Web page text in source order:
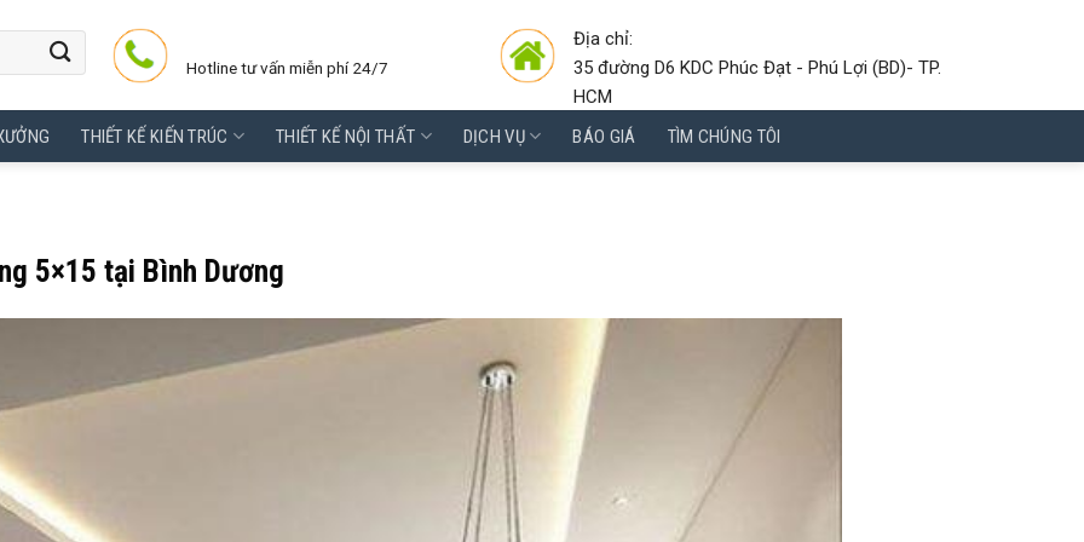
Hotline tư vấn miễn phí 24/7
Địa chỉ:
35 đường D6 KDC Phúc Đạt - Phú Lợi (BD)- TP.
HCM
THIẾT KẾ KIẾN TRÚC THIẾT KẾ NỘI THẤT DỊCH VỤ BÁO GIÁ TÌM CHÚNG TÔI
5×15 tại Bình Dương